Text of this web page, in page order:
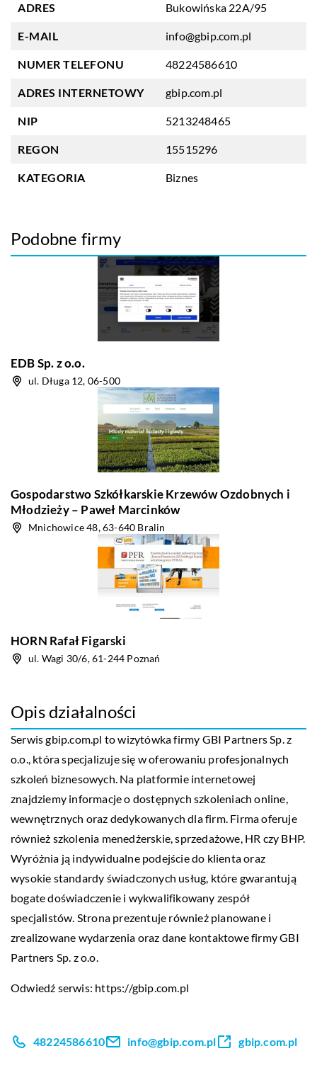
ADRES Bukowińska 22A/95
E-MAIL info@gbip.com.pl
NUMER TELEFONU 48224586610
ADRES INTERNETOWY gbip.com.pl
NIP 5213248465
REGON 15515296
KATEGORIA Biznes
Podobne firmy
EDB Sp. z o.o.
ul. Długa 12, 06-500
Gospodarstwo Szkółkarskie Krzewów Ozdobnych i
Młodzieży – Paweł Marcinków
Mnichowice 48, 63-640 Bralin
HORN Rafał Figarski
ul. Wagi 30/6, 61-244 Poznań
Opis działalności
Serwis gbip.com.pl to wizytówka firmy GBI Partners Sp. z
o.o., która specjalizuje się w oferowaniu profesjonalnych
szkoleń biznesowych. Na platformie internetowej
znajdziemy informacje o dostępnych szkoleniach online,
wewnętrznych oraz dedykowanych dla firm. Firma oferuje
również szkolenia menedżerskie, sprzedażowe, HR czy BHP.
Wyróżnia ją indywidualne podejście do klienta oraz
wysokie standardy świadczonych usług, które gwarantują
bogate doświadczenie i wykwalifikowany zespół
specjalistów. Strona prezentuje również planowane i
zrealizowane wydarzenia oraz dane kontaktowe firmy GBI
Partners Sp. z o.o.
Odwiedź serwis: https://gbip.com.pl
48224586610 info@gbip.com.pl gbip.com.pl